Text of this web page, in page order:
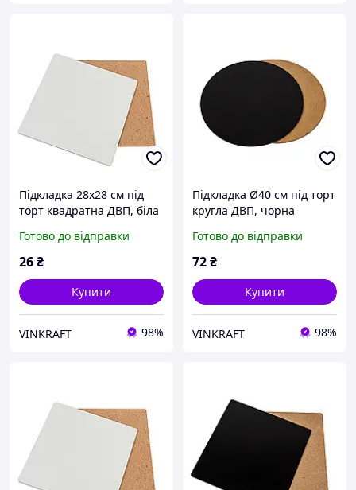
Підкладка 28х28 см під
торт квадратна ДВП, біла
Готово до відправки
26₴
Купити
VINKRAFT 98%
Підкладка Ø40 см під торт
кругла ДВП, чорна
Готово до відправки
72₴
Купити
VINKRAFT 98%